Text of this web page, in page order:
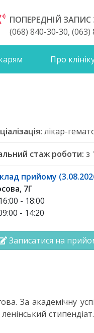
ПОПЕРЕДНІЙ
(068) 840-30-30, (063)
Про
лікар-
стаж роботи: з
прийому
7Г
- 18:00
- 14:20
Записатися на
За академічну